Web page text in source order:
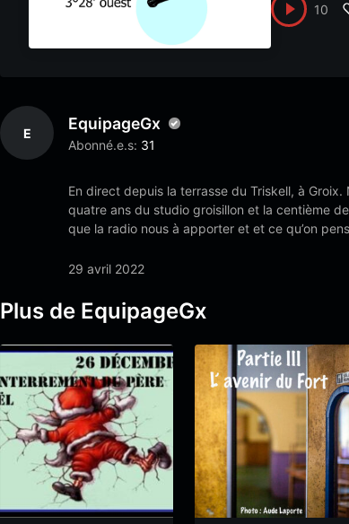
10
E EquipageGx
Abonné.e.s: 31
En direct depuis la terrasse du Triskell, à Groix.
quatre ans du studio groisillon et la centième
que la radio nous à apporter et et ce qu’on
29 avril 2022
Plus de EquipageGx